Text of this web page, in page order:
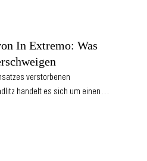
In Extremo: Was
verstorbenen
handelt es sich um einen…